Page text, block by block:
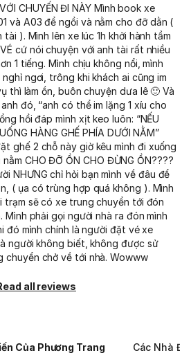
CHUYẾN ĐI NÀY Mình book xe
và A03 để ngồi và nằm cho đỡ dằn (
). Mình lên xe lúc 1h khởi hành tầm
cứ nói chuyện với anh tài rất nhiều
1 tiếng. Mình chịu không nổi, mình
ngơi, trông khi khách ai cũng im
thì làm ồn, buôn chuyện dưa lê 🙂 Và
đó, “anh có thể im lặng 1 xíu cho
hồi đáp mình xịt keo luôn: “NẾU
HÀNG GHẾ PHÍA DƯỚI NẰM”
ghế 2 chỗ này giờ kêu mình đi xuống
CHO ĐỠ ỒN CHO ĐỪNG ỒN????
NHƯNG chỉ hỏi bạn mình về đâu để
( ụa có trùng hợp quá không ). Mình
trạm sẽ có xe trung chuyển tới đón
Mình phải gọi người nhà ra đón mình
đó mình chính là người đặt vé xe
người không biết, không được sử
chuyển chở về tới nhà. Wowww
all reviews
Của Phương Trang Các Nhà